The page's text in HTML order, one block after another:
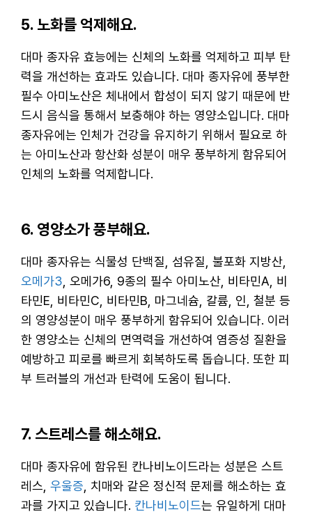
5. 노화를 억제해요.
대마 종자유 효능에는 신체의 노화를 억제하고 피부 탄
력을 개선하는 효과도 있습니다. 대마 종자유에 풍부한
필수 아미노산은 체내에서 합성이 되지 않기 때문에 반
드시 음식을 통해서 보충해야 하는 영양소입니다. 대마
종자유에는 인체가 건강을 유지하기 위해서 필요로 하
는 아미노산과 항산화 성분이 매우 풍부하게 함유되어
인체의 노화를 억제합니다.
6. 영양소가 풍부해요.
대마 종자유는 식물성 단백질, 섬유질, 불포화 지방산,
오메가3, 오메가6, 9종의 필수 아미노산, 비타민A, 비
타민E, 비타민C, 비타민B, 마그네슘, 칼륨, 인, 철분 등
의 영양성분이 매우 풍부하게 함유되어 있습니다. 이러
한 영양소는 신체의 면역력을 개선하여 염증성 질환을
예방하고 피로를 빠르게 회복하도록 돕습니다. 또한 피
부 트러블의 개선과 탄력에 도움이 됩니다.
7. 스트레스를 해소해요.
대마 종자유에 함유된 칸나비노이드라는 성분은 스트
레스, 우울증, 치매와 같은 정신적 문제를 해소하는 효
과를 가지고 있습니다. 칸나비노이드는 유일하게 대마